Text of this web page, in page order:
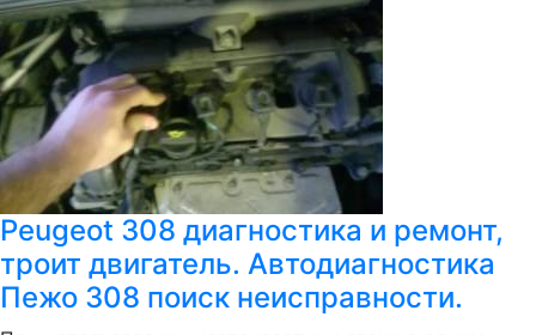
Peugeot 308 диагностика и ремонт,
троит двигатель. Автодиагностика
Пежо 308 поиск неисправности.